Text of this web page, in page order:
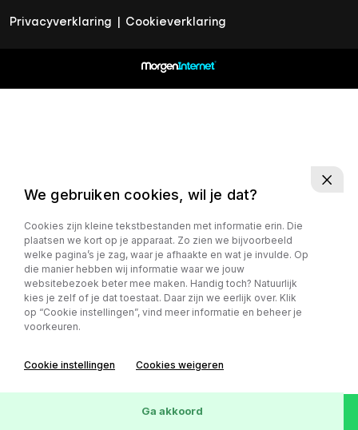
Privacyverklaring Cookieverklaring
We gebruiken cookies, wil je dat?
Cookies zijn kleine tekstbestanden met informatie erin. Die
plaatsen we kort op je apparaat. Zo zien we bijvoorbeeld
welke pagina’s je zag, waar je afhaakte en wat je invulde. Op
die manier hebben wij informatie waar we jouw
websitebezoek beter mee maken. Handig toch? Natuurlijk
kies je zelf of je dat toestaat. Daar zijn we eerlijk over. Klik
op “Cookie instellingen”, vind meer informatie en beheer je
voorkeuren.
Cookie instellingen Cookies weigeren
Ga akkoord